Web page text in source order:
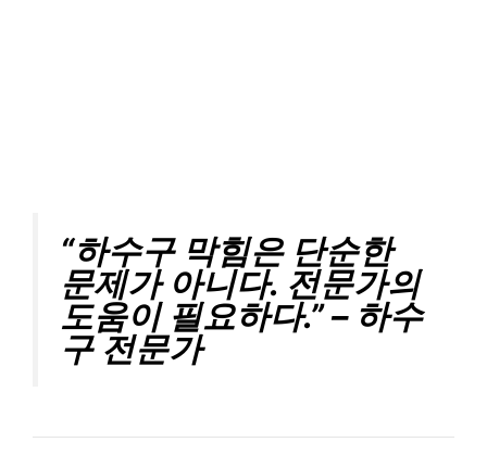
“하수구 막힘은 단순한
문제가 아니다. 전문가의
도움이 필요하다.” – 하수
구 전문가